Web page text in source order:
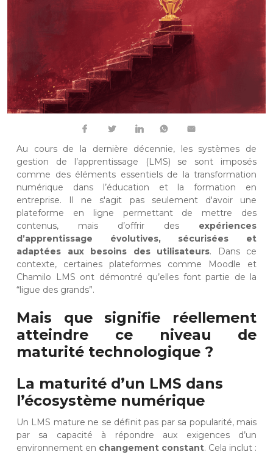
Au cours de la dernière décennie, les systèmes de
gestion de l’apprentissage (LMS) se sont imposés
comme des éléments essentiels de la transformation
numérique dans l’éducation et la formation en
entreprise. Il ne s'agit pas seulement d'avoir une
plateforme en ligne permettant de mettre des
contenus, mais d’offrir des expériences
d’apprentissage évolutives, sécurisées et
adaptées aux besoins des utilisateurs. Dans ce
contexte, certaines plateformes comme Moodle et
Chamilo LMS ont démontré qu’elles font partie de la
“ligue des grands”.
Mais que signifie réellement
atteindre ce niveau de
maturité technologique ?
La maturité d’un LMS dans
l’écosystème numérique
Un LMS mature ne se définit pas par sa popularité, mais
par sa capacité à répondre aux exigences d’un
environnement en changement constant. Cela inclut :